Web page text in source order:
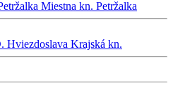
Miestna kn. Petržalka
Hviezdoslava Krajská kn.